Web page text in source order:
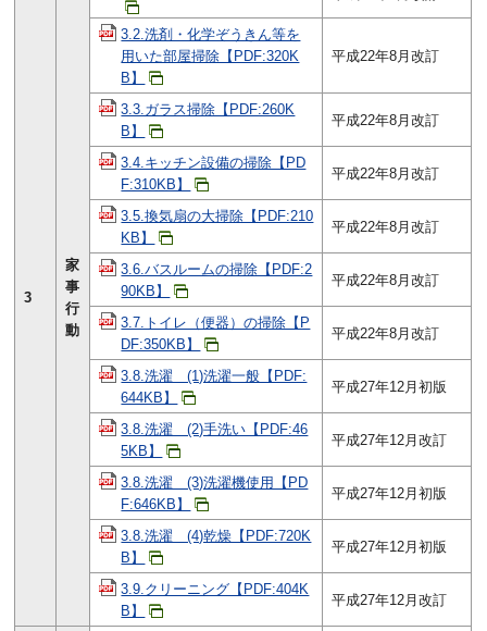
3
家
事
行
動
3.2.洗剤・化学ぞうきん等を
用いた部屋掃除【PDF:320K
B】
平成22年8月改訂
3.3.ガラス掃除【PDF:260K
B】
平成22年8月改訂
3.4.キッチン設備の掃除【PD
F:310KB】
平成22年8月改訂
3.5.換気扇の大掃除【PDF:210
KB】
平成22年8月改訂
3.6.バスルームの掃除【PDF:2
90KB】
平成22年8月改訂
3.7.トイレ（便器）の掃除【P
DF:350KB】
平成22年8月改訂
3.8.洗濯 (1)洗濯一般【PDF:
644KB】
平成27年12月初版
3.8.洗濯 (2)手洗い【PDF:46
5KB】
平成27年12月改訂
3.8.洗濯 (3)洗濯機使用【PD
F:646KB】
平成27年12月初版
3.8.洗濯 (4)乾燥【PDF:720K
B】
平成27年12月初版
3.9.クリーニング【PDF:404K
B】
平成27年12月改訂